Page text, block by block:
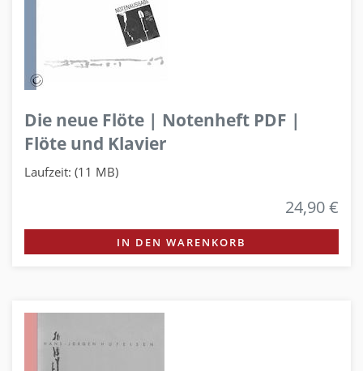
Die neue Flöte | Notenheft PDF |
Flöte und Klavier
Laufzeit: (11 MB)
24,90 €
IN DEN WARENKORB